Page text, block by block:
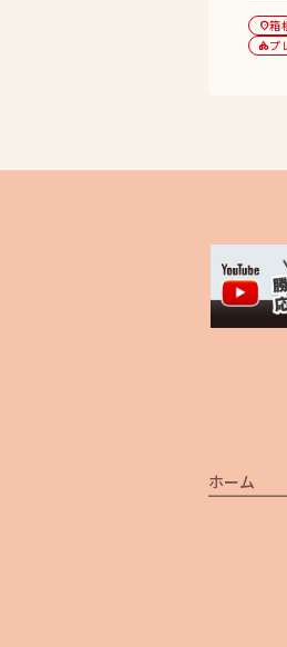
location_on箱
categoryプ
ホーム